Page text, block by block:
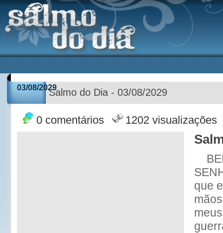
03/08/2029Salmo do Dia - 03/08/2029
0 comentários 1202 visualizações
que